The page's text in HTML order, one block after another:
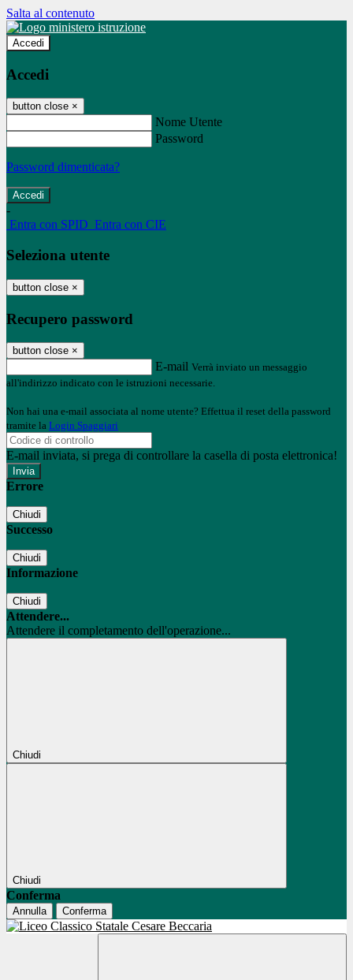
Salta al contenuto
Accedi
Accedi
button close ×
Nome Utente
Password
Password dimenticata?
-
Entra con SPID Entra con CIE
Seleziona utente
button close ×
Recupero password
button close ×
E-mail Verrà inviato un messaggio
all'indirizzo indicato con le istruzioni necessarie.
Non hai una e-mail associata al nome utente? Effettua il reset della password
tramite la Login Spaggiari
E-mail inviata, si prega di controllare la casella di posta elettronica!
Errore
Chiudi
Successo
Chiudi
Informazione
Chiudi
Attendere...
Attendere il completamento dell'operazione...
Chiudi
Chiudi
Conferma
Annulla Conferma